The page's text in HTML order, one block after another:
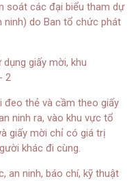
soát các đại biểu tham dự
ninh) do Ban tổ chức phát
đeo thẻ và cầm theo giấy
ninh ra, vào khu vực tổ
giấy mời chỉ có giá trị
khác đi cùng.
an ninh, báo chí, kỹ thuật